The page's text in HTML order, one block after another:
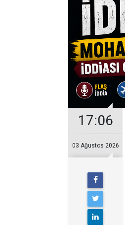
17:06
03 Ağustos 2026